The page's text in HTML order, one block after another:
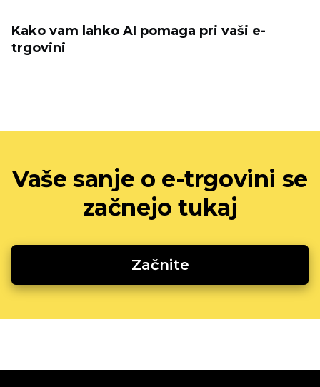
Kako vam lahko AI pomaga pri vaši e-
trgovini
Vaše sanje o e-trgovini se
začnejo tukaj
Začnite